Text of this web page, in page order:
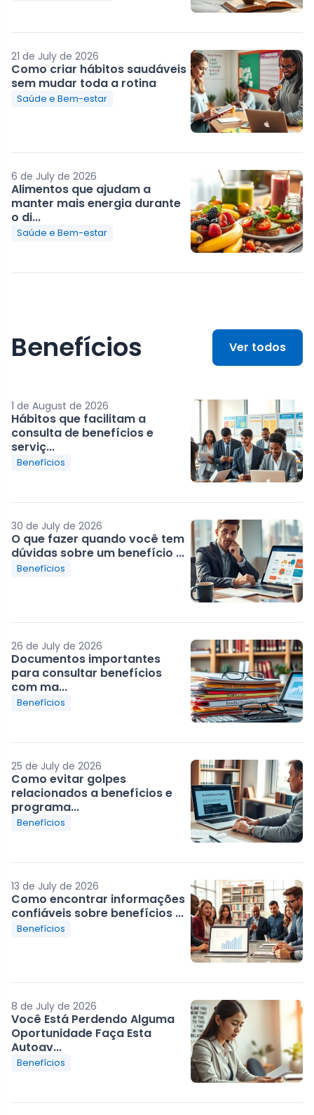
21 de July de 2026
Como criar hábitos saudáveis
sem mudar toda a rotina
Saúde e Bem-estar
6 de July de 2026
Alimentos que ajudam a
manter mais energia durante
o di...
Saúde e Bem-estar
Benefícios Ver todos
1 de August de 2026
Hábitos que facilitam a
consulta de benefícios e
serviç...
Benefícios
30 de July de 2026
O que fazer quando você tem
dúvidas sobre um benefício ...
Benefícios
26 de July de 2026
Documentos importantes
para consultar benefícios
com ma...
Benefícios
25 de July de 2026
Como evitar golpes
relacionados a benefícios e
programa...
Benefícios
13 de July de 2026
Como encontrar informações
confiáveis sobre benefícios ...
Benefícios
8 de July de 2026
Você Está Perdendo Alguma
Oportunidade Faça Esta
Autoav...
Benefícios